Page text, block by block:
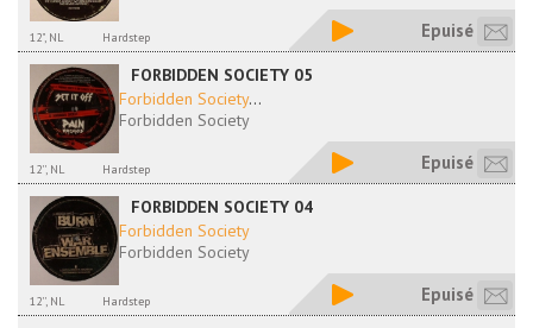
12", NL Hardstep Epuisé
FORBIDDEN SOCIETY 05
Forbidden Society...
Forbidden Society
12'', NL Hardstep Epuisé
FORBIDDEN SOCIETY 04
Forbidden Society
Forbidden Society
12'', NL Hardstep Epuisé